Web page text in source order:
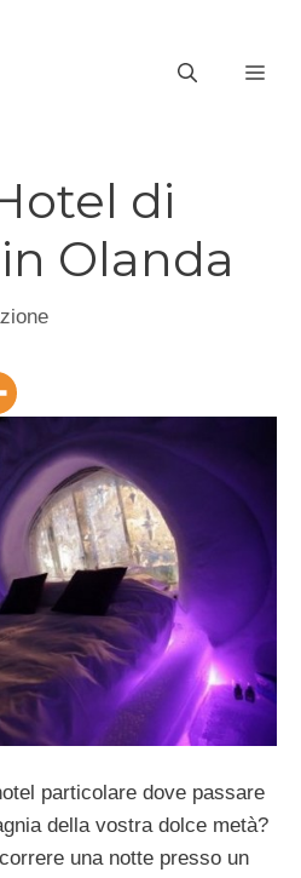
di
Olanda
particolare dove passare
della vostra dolce metà?
una notte presso un